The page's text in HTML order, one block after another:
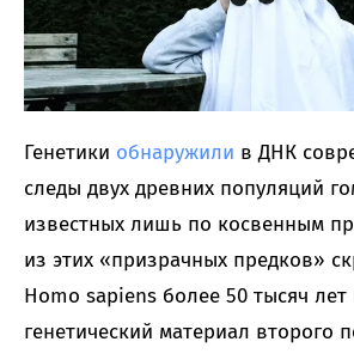
Генетики обнаружили в ДНК
следы двух древних популяций
известных лишь по косвенным
из этих «призрачных предков»
Homo sapiens более 50 тысяч лет
генетический материал второго